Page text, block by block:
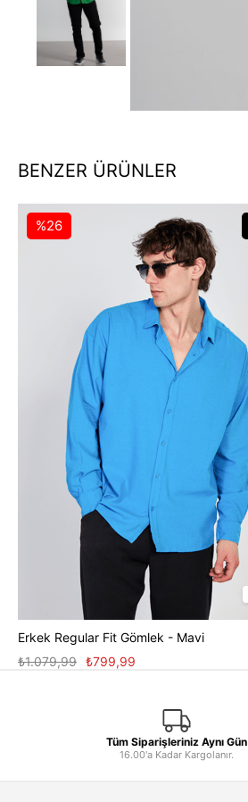
BENZER ÜRÜNLER
Erkek Regular Fit Gömlek - Mavi
₺799,99
₺1.079,99
%26
Tüm Siparişleriniz Aynı Gün
16.00'a Kadar Kargolanır.